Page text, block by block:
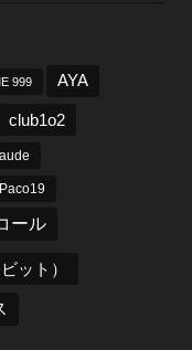
999 AYA
club1o2
Paco19
ール
ット）